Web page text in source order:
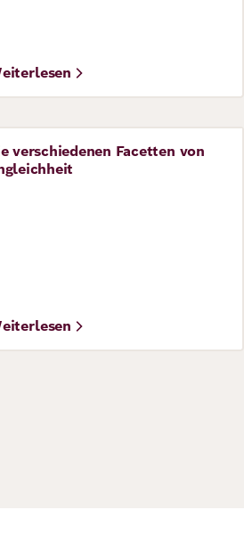
verschiedenen Facetten von